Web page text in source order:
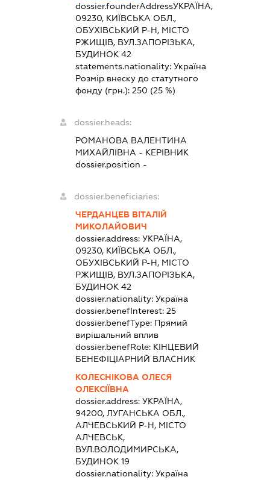
dossier.founderAddressУКРАЇНА,
09230, КИЇВСЬКА ОБЛ.,
ОБУХІВСЬКИЙ Р-Н, МІСТО
РЖИЩІВ, ВУЛ.ЗАПОРІЗЬКА,
БУДИНОК 42
statements.nationality:Україна
Розмір внеску до статутного
фонду (грн.):250 (25 %)
dossier.heads:
РОМАНОВА ВАЛЕНТИНА
МИХАЙЛІВНА - КЕРІВНИК
dossier.position -
dossier.beneficiaries:
ЧЕРДАНЦЕВ ВІТАЛІЙ
МИКОЛАЙОВИЧ
dossier.address:УКРАЇНА,
09230, КИЇВСЬКА ОБЛ.,
ОБУХІВСЬКИЙ Р-Н, МІСТО
РЖИЩІВ, ВУЛ.ЗАПОРІЗЬКА,
БУДИНОК 42
dossier.nationality:Україна
dossier.benefInterest:25
dossier.benefType: Прямий
вирішальний вплив
dossier.benefRole: КІНЦЕВИЙ
БЕНЕФІЦІАРНИЙ ВЛАСНИК
КОЛЕСНІКОВА ОЛЕСЯ
ОЛЕКСІЇВНА
dossier.address:УКРАЇНА,
94200, ЛУГАНСЬКА ОБЛ.,
АЛЧЕВСЬКИЙ Р-Н, МІСТО
АЛЧЕВСЬК,
ВУЛ.ВОЛОДИМИРСЬКА,
БУДИНОК 19
dossier.nationality:Україна